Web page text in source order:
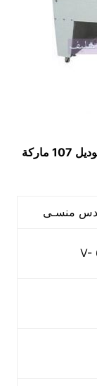
مواصفات ماكينة شرينك اوتوماتيك بالكامل موديل 107 ماركة